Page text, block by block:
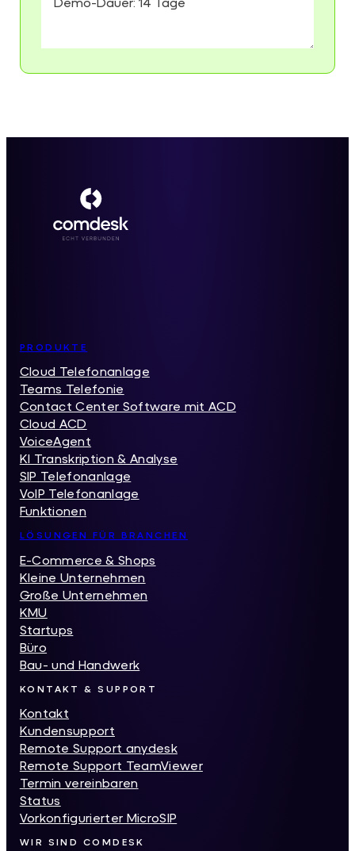
Inhaltsverzeichnis
PRODUKTE
Cloud Telefonanlage
Teams Telefonie
Contact Center Software mit ACD
Cloud ACD
VoiceAgent
KI Transkription & Analyse
SIP Telefonanlage
VoIP Telefonanlage
Funktionen
LÖSUNGEN FÜR BRANCHEN
E-Commerce & Shops
Kleine Unternehmen
Große Unternehmen
KMU
Startups
Büro
Bau- und Handwerk
KONTAKT & SUPPORT
Kontakt
Kundensupport
Remote Support anydesk
Remote Support TeamViewer
Termin vereinbaren
Status
Vorkonfigurierter MicroSIP
WIR SIND COMDESK